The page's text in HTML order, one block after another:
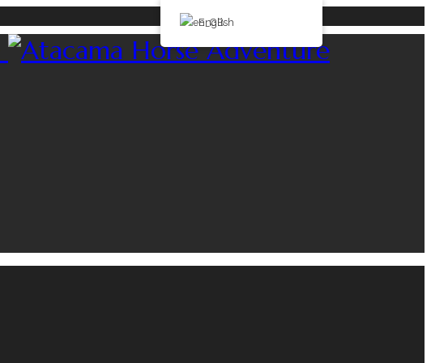
English